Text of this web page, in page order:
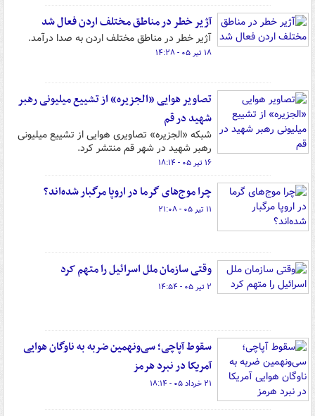
آژیر خطر در مناطق مختلف اردن فعال شد
آژیر خطر در مناطق مختلف اردن به صدا درآمد.
۱۸ تیر ۰۵ - ۱۴:۲۸
تصاویر هوایی «الجزیره» از تشییع میلیونی رهبر
شهید در قم
شبکه «الجزیره» تصاویری هوایی از تشییع میلیونی
رهبر شهید در شهر قم منتشر کرد.
۱۶ تیر ۰۵ - ۱۸:۱۴
چرا موج‌های گرما در اروپا مرگبار شده‌اند؟
۱۱ تیر ۰۵ - ۲۱:۰۸
وقتی سازمان ملل اسرائیل را متهم کرد
۲ تیر ۰۵ - ۱۴:۵۴
سقوط آپاچی؛ سی‌ونهمین ضربه به ناوگان هوایی
آمریکا در نبرد هرمز
۲۱ خرداد ۰۵ - ۱۸:۱۴